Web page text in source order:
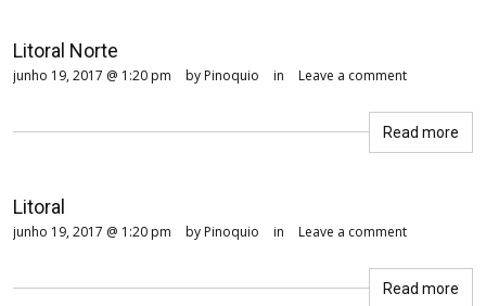
Litoral Norte
junho 19, 2017 @ 1:20 pm by Pinoquio in Leave a comment
Read more
Litoral
junho 19, 2017 @ 1:20 pm by Pinoquio in Leave a comment
Read more